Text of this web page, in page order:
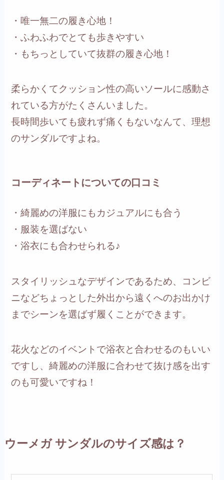
・唯一無二の履き心地！
・ふわふわでとても歩きやすい
・もちっとしていて抜群の履き心地！
柔らかくてクッション性の高いソールに感動さ
れている方がたくさんいました。
長時間歩いても疲れず痛くもないなんて、理想
のサンダルですよね。
コーディネートについての口コミ
・綺麗めの洋服にもカジュアルにも合う
・服装を選ばない
・浴衣にも合わせられる♪
スタイリッシュなデザインであるため、コンビ
ニなどちょっとした外出から遠くへのお出かけ
までシーンを選ばず履くことができます。
花火などのイベントで浴衣と合わせるのもいい
ですし、綺麗めの洋服に合わせて抜け感を出す
のも可愛いですね！
ウーメガ サンダルのサイズ感は？